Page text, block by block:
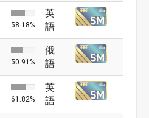
58.18%
英
語
50.91%
俄
語
61.82%
英
語